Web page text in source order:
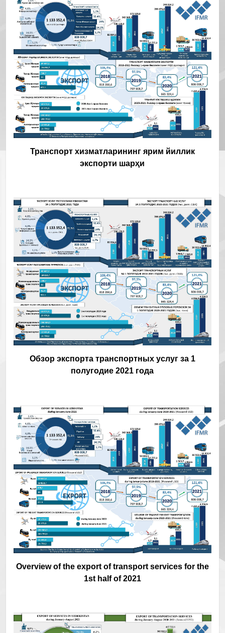
Транспорт хизматларининг ярим йиллик
экспорти шарҳи
Обзор экспорта транспортных услуг за 1
полугодие 2021 года
Overview of the export of transport services for the
1st half of 2021